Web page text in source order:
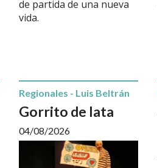
de partida de una nueva
vida.
Gorrito de lata
Regionales - Luis Beltrán
04/08/2026